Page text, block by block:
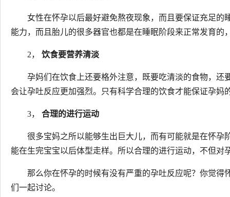
女性在怀孕以后最好避免熬夜现象，而且要保证充足
能力，而且胎儿的很多器官也都是在睡眠阶段来正常发育的
2， 饮食要营养清淡
孕妈们在饮食上还要格外注意，既要吃清淡的食物，
会让孕吐反应更加强烈。只有科学合理的饮食才能保证孕妈
3， 合理的进行运动
很多宝妈之所以能够生出巨大儿，而有可能就是在怀
能在生完宝宝以后体型走样。所以合理的进行运动，不但对
那么你在怀孕的时候有没有严重的孕吐反应呢？你觉
们一起讨论。